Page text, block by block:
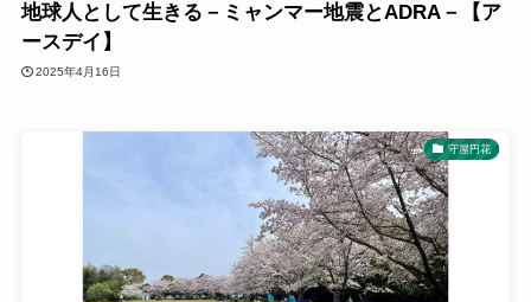
地球人として生きる－ミャンマー地震とADRA－【ア
ースデイ】
2025年4月16日
守屋円花